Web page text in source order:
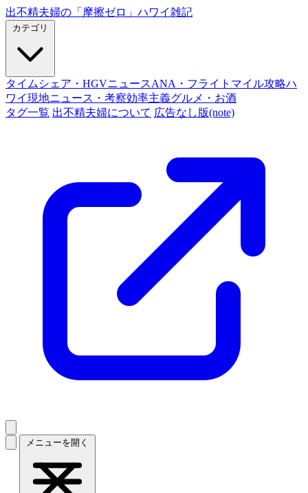
出不精夫婦の 「摩擦ゼロ」 ハワイ雑記
タイムシェア・HGVニュースANA・フライトマイル攻略ハ
ワイ現地ニュース・考察効率主義グルメ・お酒
タグ一覧 出不精夫婦について 広告なし版(note)
メニューを開く